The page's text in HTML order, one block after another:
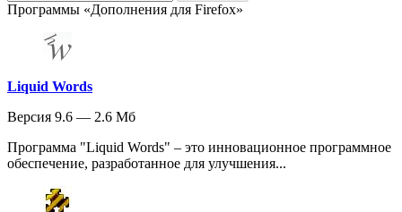
Программы «Дополнения для Firefox»
Liquid Words
Версия 9.6 — 2.6 Мб
Программа "Liquid Words" – это инновационное программное
обеспечение, разработанное для улучшения...